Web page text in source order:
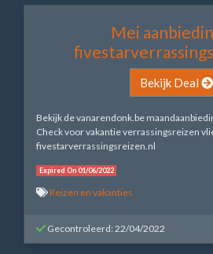
Mei
Bekijk Deal
Bekijk de vanarendonk.be
Check voor vakantie verrassingsreizen
fivestarverrassingsreizen.nl
Expired On 01/06/2022
Reizen en vakanties
Gecontroleerd: 22/04/2022